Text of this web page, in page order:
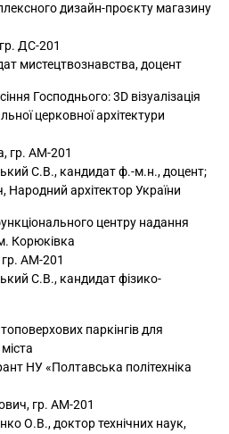
дизайн-проєкту магазину
ДС-201
мистецтвознавства, доцент
Господнього: 3D візуалізація
церковної архітектури
гр. АМ-201
С.В., кандидат ф.-м.н., доцент;
архітектор України
центру надання
Корюківка
АМ-201
С.В., кандидат фізико-
паркінгів для
НУ «Полтавська політехніка
гр. АМ-201
О.В., доктор технічних наук,